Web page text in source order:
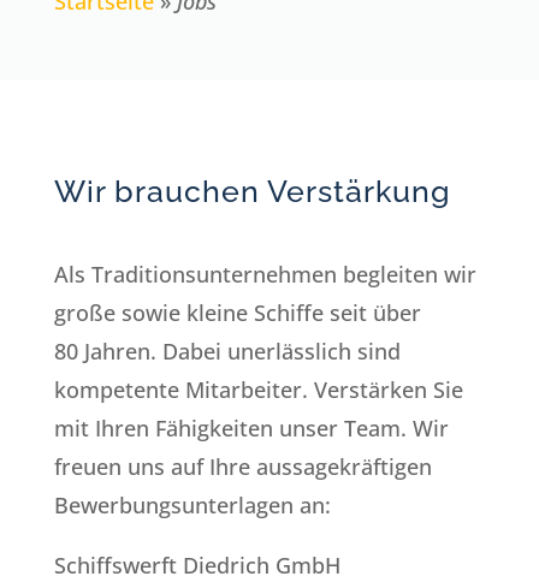
Wir brauchen Verstärkung
Als Traditionsunternehmen begleiten wir
große sowie kleine Schiffe seit über
80 Jahren. Dabei unerlässlich sind
kompetente Mitarbeiter. Verstärken Sie
mit Ihren Fähigkeiten unser Team. Wir
freuen uns auf Ihre aussagekräftigen
Bewerbungsunterlagen an:
Schiffswerft Diedrich GmbH